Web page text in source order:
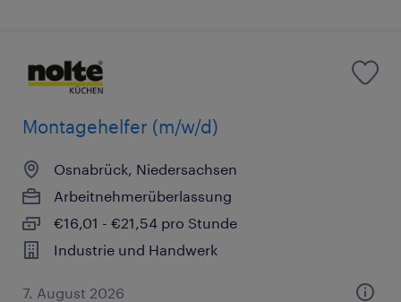
Montagehelfer (m/w/d)
Osnabrück, Niedersachsen
Arbeitnehmerüberlassung
€16,01 - €21,54 pro Stunde
Industrie und Handwerk
7. August 2026